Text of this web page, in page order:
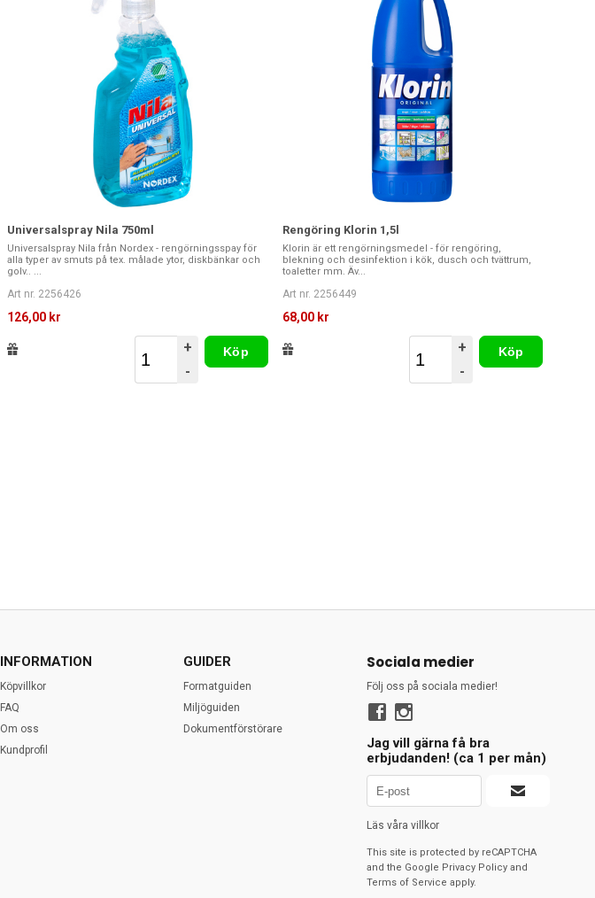
Universalspray Nila 750ml
Universalspray Nila från Nordex - rengörningsspay för
alla typer av smuts på tex. målade ytor, diskbänkar och
golv.. ...
Art nr. 2256426
126,00 kr
+
-
Köp
Rengöring Klorin 1,5l
Klorin är ett rengörningsmedel - för rengöring,
blekning och desinfektion i kök, dusch och tvättrum,
toaletter mm. Äv...
Art nr. 2256449
68,00 kr
+
-
Köp
INFORMATION
Köpvillkor
FAQ
Om oss
Kundprofil
GUIDER
Formatguiden
Miljöguiden
Dokumentförstörare
Sociala medier
Följ oss på sociala medier!
Jag vill gärna få bra
erbjudanden! (ca 1 per mån)
Läs våra villkor
This site is protected by reCAPTCHA
and the Google Privacy Policy and
Terms of Service apply.